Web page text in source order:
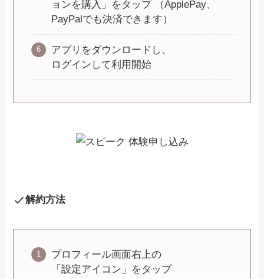
ョンを購入」をタップ
（ApplePay、
PayPalでも決済できます）
アプリをダウンロードし、
ログインして利用開始
解約方法
プロフィール画面右上の
「設定アイコン」をタップ